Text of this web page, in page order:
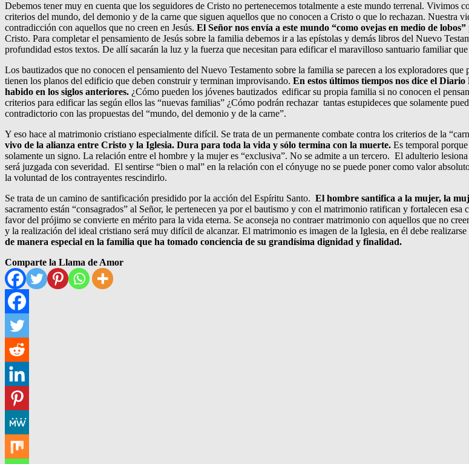
Debemos tener muy en cuenta que los seguidores de Cristo no pertenecemos totalmente a este mundo terrenal.
criterios del mundo, del demonio y de la carne que siguen aquellos que no conocen a Cristo o que lo rechazan. Nuestra
contradicción con aquellos que no creen en Jesús. El Señor nos envía a este mundo “como ovejas en medio de lobos”
Cristo. Para completar el pensamiento de Jesús sobre la familia debemos ir a las epístolas y demás libros del Nuevo
profundidad estos textos. De allí sacarán la luz y la fuerza que necesitan para edificar el maravilloso santuario familiar
Los bautizados que no conocen el pensamiento del Nuevo Testamento sobre la familia se parecen a los exploradores
tienen los planos del edificio que deben construir y terminan improvisando. En estos últimos tiempos nos dice el
habido en los siglos anteriores. ¿Cómo pueden los jóvenes bautizados edificar su propia familia si no conocen el
criterios para edificar las según ellos las “nuevas familias” ¿Cómo podrán rechazar tantas estupideces que solamente
contradictorio con las propuestas del “mundo, del demonio y de la carne”.
Y eso hace al matrimonio cristiano especialmente difícil. Se trata de un permanente combate contra los criterios de la
vivo de la alianza entre Cristo y la Iglesia. Dura para toda la vida y sólo termina con la muerte. Es temporal
solamente un signo. La relación entre el hombre y la mujer es “exclusiva”. No se admite a un tercero. El adulterio
será juzgada con severidad. El sentirse “bien o mal” en la relación con el cónyuge no se puede poner como valor
la voluntad de los contrayentes rescindirlo.
Se trata de un camino de santificación presidido por la acción del Espíritu Santo. El hombre santifica a la mujer, la
sacramento están “consagrados” al Señor, le pertenecen ya por el bautismo y con el matrimonio ratifican y fortalecen
favor del prójimo se convierte en mérito para la vida eterna. Se aconseja no contraer matrimonio con aquellos que no
y la realización del ideal cristiano será muy difícil de alcanzar. El matrimonio es imagen de la Iglesia, en él debe
de manera especial en la familia que ha tomado conciencia de su grandísima dignidad y finalidad.
Comparte la Llama de Amor